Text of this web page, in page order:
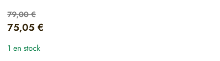
79,00€
75,05 €
1 en stock